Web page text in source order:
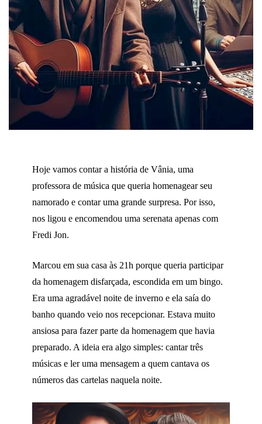
Hoje vamos contar a história de Vânia, uma
professora de música que queria homenagear seu
namorado e contar uma grande surpresa. Por isso,
nos ligou e encomendou uma serenata apenas com
Fredi Jon.
Marcou em sua casa às 21h porque queria participar
da homenagem disfarçada, escondida em um bingo.
Era uma agradável noite de inverno e ela saía do
banho quando veio nos recepcionar. Estava muito
ansiosa para fazer parte da homenagem que havia
preparado. A ideia era algo simples: cantar três
músicas e ler uma mensagem a quem cantava os
números das cartelas naquela noite.